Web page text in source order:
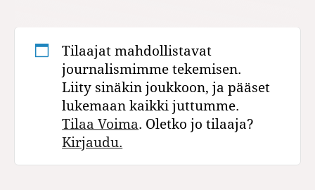
Tilaajat mahdollistavat
journalismimme tekemisen.
Liity sinäkin joukkoon, ja pääset
lukemaan kaikki juttumme.
Tilaa Voima. Oletko jo tilaaja?
Kirjaudu.